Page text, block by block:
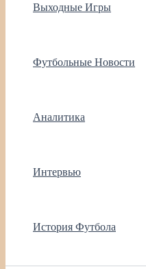
Выходные Игры
Футбольные Новости
Аналитика
Интервью
История Футбола